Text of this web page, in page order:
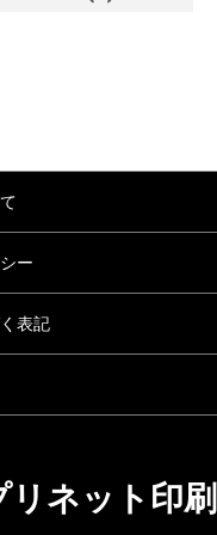
ー
表記
リネット印刷